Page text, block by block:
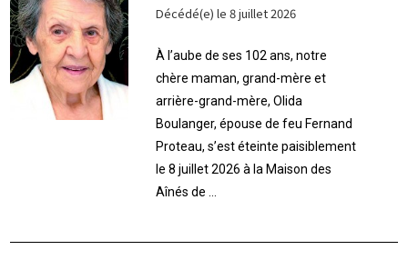
Décédé(e) le 8 juillet 2026
À l’aube de ses 102 ans, notre
chère maman, grand-mère et
arrière-grand-mère, Olida
Boulanger, épouse de feu Fernand
Proteau, s’est éteinte paisiblement
le 8 juillet 2026 à la Maison des
Aînés de ...